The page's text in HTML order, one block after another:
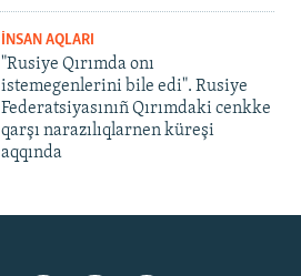
İNSAN AQLARI
"Rusiye Qırımda onı
istemegenlerini bile edi". Rusiye
Federatsiyasınıñ Qırımdaki cenkke
qarşı narazılıqlarnen küreşi
aqqında